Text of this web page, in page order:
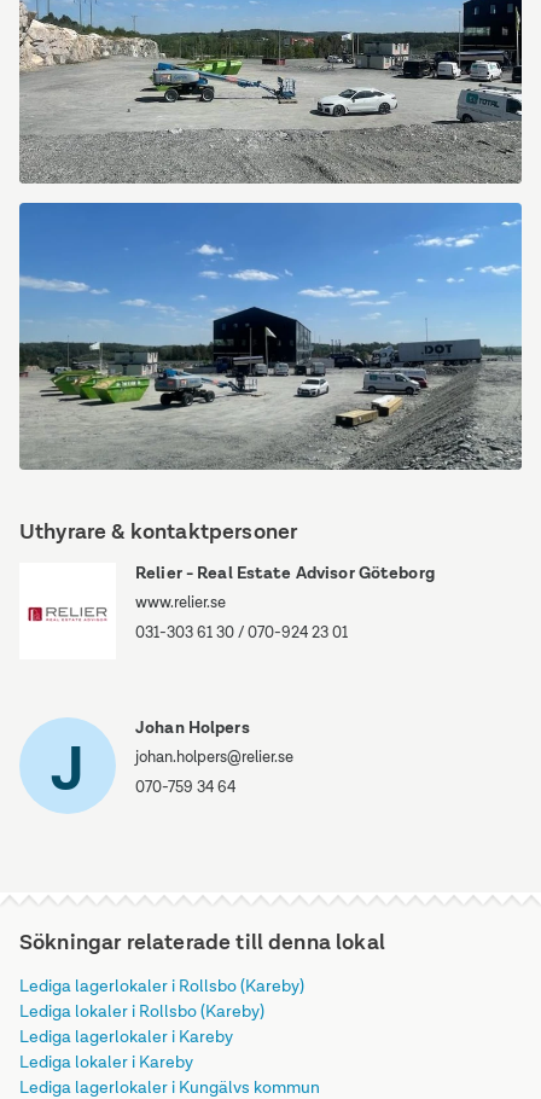
Barnebergsgatan
Uthyrare & kontaktpersoner
Relier - Real Estate Advisor Göteborg
www.relier.se
031-303 61 30/070-924 23 01
J Johan Holpers
johan.holpers@relier.se
070-759 34 64
Sökningar relaterade till denna lokal
Lediga lagerlokaler i Rollsbo (Kareby)
Lediga lokaler i Rollsbo (Kareby)
Lediga lagerlokaler i Kareby
Lediga lokaler i Kareby
Lediga lagerlokaler i Kungälvs kommun